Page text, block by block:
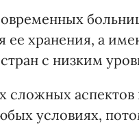
хранения, а
с низким
сложных аспектов
условиях,